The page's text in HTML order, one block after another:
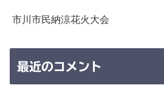
市川市民納涼花火大会
最近のコメント